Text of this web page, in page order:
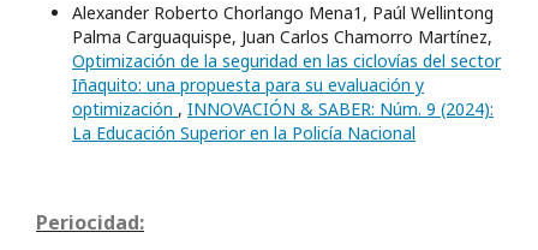
Alexander Roberto Chorlango Mena1, Paúl Wellintong
Palma Carguaquispe, Juan Carlos Chamorro Martínez,
Optimización de la seguridad en las ciclovías del sector
Iñaquito: una propuesta para su evaluación y
optimización , INNOVACIÓN & SABER: Núm. 9 (2024):
La Educación Superior en la Policía Nacional
Periocidad: